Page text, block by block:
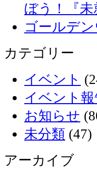
ぼう！『
ゴールデ
カテゴリー
イベント
イベント報
お知らせ
未分類 (47)
アーカイブ